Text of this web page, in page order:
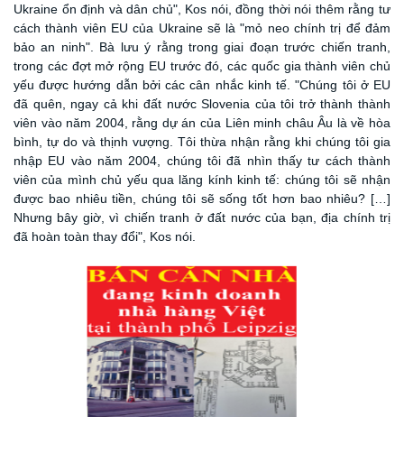
Ukraine ổn định và dân chủ", Kos nói, đồng thời nói thêm rằng tư
cách thành viên EU của Ukraine sẽ là "mỏ neo chính trị để đảm
bảo an ninh". Bà lưu ý rằng trong giai đoạn trước chiến tranh,
trong các đợt mở rộng EU trước đó, các quốc gia thành viên chủ
yếu được hướng dẫn bởi các cân nhắc kinh tế. "Chúng tôi ở EU
đã quên, ngay cả khi đất nước Slovenia của tôi trở thành thành
viên vào năm 2004, rằng dự án của Liên minh châu Âu là về hòa
bình, tự do và thịnh vượng. Tôi thừa nhận rằng khi chúng tôi gia
nhập EU vào năm 2004, chúng tôi đã nhìn thấy tư cách thành
viên của mình chủ yếu qua lăng kính kinh tế: chúng tôi sẽ nhận
được bao nhiêu tiền, chúng tôi sẽ sống tốt hơn bao nhiêu? […]
Nhưng bây giờ, vì chiến tranh ở đất nước của bạn, địa chính trị
đã hoàn toàn thay đổi", Kos nói.